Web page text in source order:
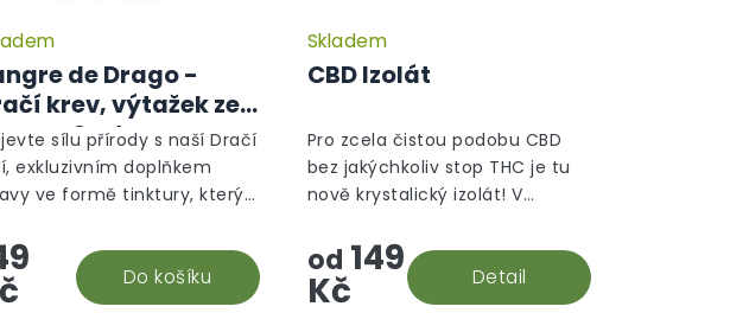
de Drago -
krev, výtažek ze
Croton
10 ml
Do košíku
sílu přírody s naší Dračí
exkluzivním doplňkem
ve formě tinktury, který
Croton lechleri. Tato
míza, známá jako...
CBD Izolát
Skladem
od 149
Kč Detail
Pro zcela čistou podobu CBD
bez jakýchkoliv stop THC je tu
nově krystalický izolát! V
směrnicemi je jeho izolace
prováděna s maximální péčí, a
vám se tak do...